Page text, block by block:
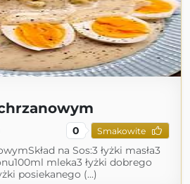
0 Smakowite
na Sos:3 łyżki masła3
mleka3 łyżki dobrego
posiekanego (...)